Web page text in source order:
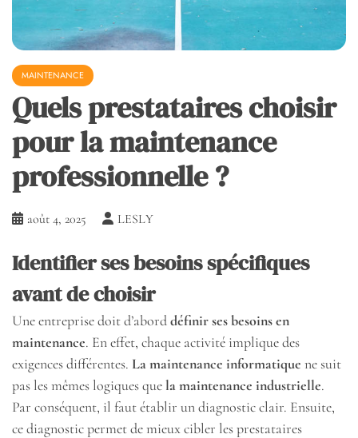
MAINTENANCE
Quels prestataires choisir
pour la maintenance
professionnelle ?
août 4, 2025 LESLY
Identifier ses besoins spécifiques
avant de choisir
Une entreprise doit d’aborddéfinir ses besoins en
maintenance. En effet, chaque activité implique des
exigences différentes. La maintenance informatique ne suit
pas les mêmes logiques quela maintenance industrielle.
Par conséquent, il faut établir un diagnostic clair. Ensuite,
ce diagnostic permet de mieux cibler les prestataires